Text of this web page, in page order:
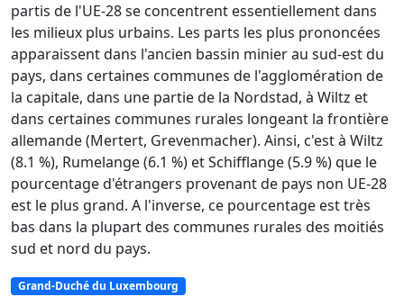
partis de l'UE-28 se concentrent essentiellement dans
les milieux plus urbains. Les parts les plus prononcées
apparaissent dans l'ancien bassin minier au sud-est du
pays, dans certaines communes de l'agglomération de
la capitale, dans une partie de la Nordstad, à Wiltz et
dans certaines communes rurales longeant la frontière
allemande (Mertert, Grevenmacher). Ainsi, c'est à Wiltz
(8.1 %), Rumelange (6.1 %) et Schifflange (5.9 %) que le
pourcentage d'étrangers provenant de pays non UE-28
est le plus grand. A l'inverse, ce pourcentage est très
bas dans la plupart des communes rurales des moitiés
sud et nord du pays.
Grand-Duché du Luxembourg